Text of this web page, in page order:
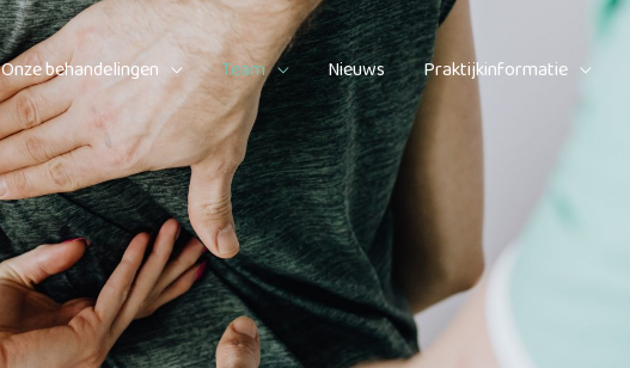
Onze behandelingen Team Nieuws Praktijkinformatie